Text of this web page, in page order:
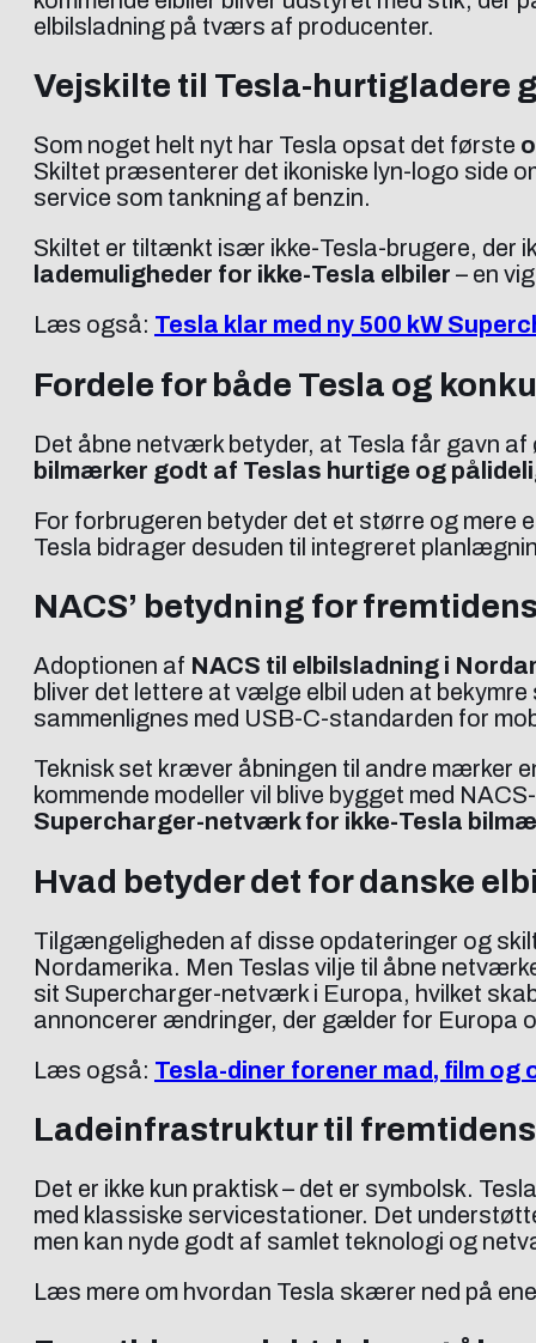
elbilsladning på tværs af producenter.
Vejskilte til Tesla-hurtigladere
Som noget helt nyt har Tesla opsat det første
Skiltet præsenterer det ikoniske lyn-logo side
service som tankning af benzin.
Skiltet er tiltænkt især ikke-Tesla-brugere, der
lademuligheder for ikke-Tesla elbiler – en
Læs også: Tesla klar med ny 500 kW
Fordele for både Tesla og
Det åbne netværk betyder, at Tesla får gavn
bilmærker godt af Teslas hurtige og
For forbrugeren betyder det et større og
Tesla bidrager desuden til integreret
NACS’ betydning for
Adoptionen af NACS til elbilsladning i
bliver det lettere at vælge elbil uden at
sammenlignes med USB-C-standarden for
Teknisk set kræver åbningen til andre mærker
kommende modeller vil blive bygget med
Supercharger-netværk for ikke-Tesla
Hvad betyder det for danske
Tilgængeligheden af disse opdateringer og
Nordamerika. Men Teslas vilje til åbne
sit Supercharger-netværk i Europa, hvilket
annoncerer ændringer, der gælder for Europa
Læs også: Tesla-diner forener mad, film og
Ladeinfrastruktur til
Det er ikke kun praktisk – det er symbolsk.
med klassiske servicestationer. Det
men kan nyde godt af samlet teknologi og
Læs mere om hvordan Tesla skærer ned på